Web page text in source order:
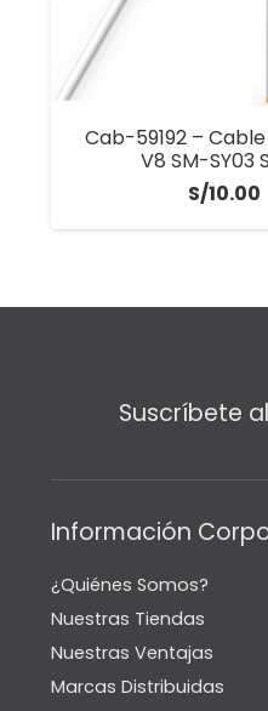
Cab-59192 –
V8 SM-SY03
S/10.00
Suscríbete
Información
¿Quiénes Somos?
Nuestras Tiendas
Nuestras Ventajas
Marcas Distribuidas